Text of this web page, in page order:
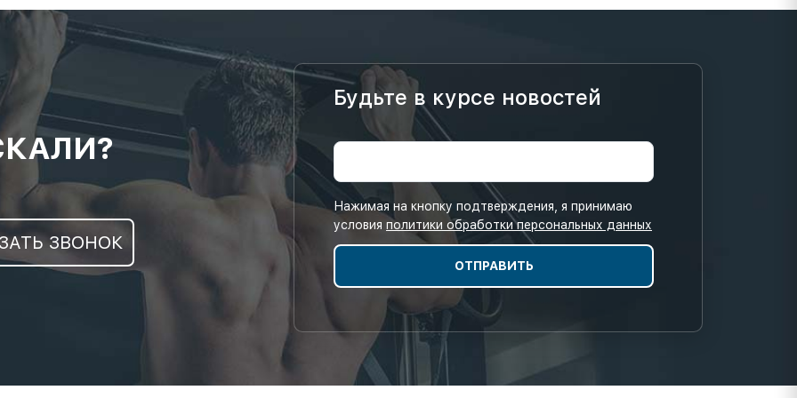
ЗВОНОК
Будьте в курсе новостей
Нажимая на кнопку подтверждения, я принимаю
условия политики обработки персональных данных